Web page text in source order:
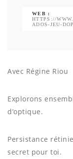
WEB :
HTTPS://
ADOS-JEU-
Avec Régine Riou
Explorons
d’optique.
Persistance
secret pour toi.